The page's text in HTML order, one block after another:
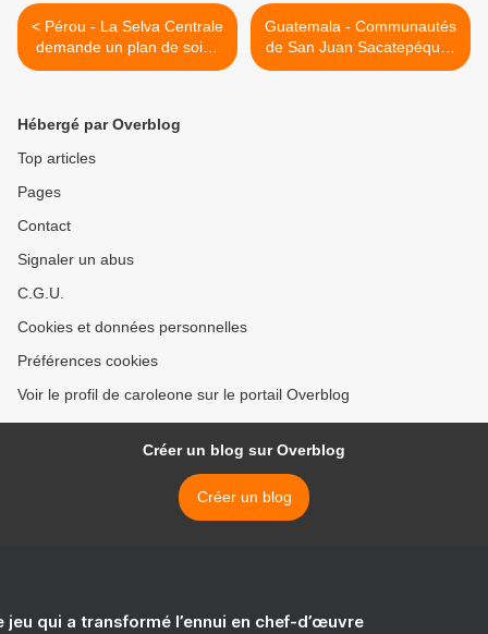
< Pérou - La Selva Centrale
demande un plan de soins
Covid-19 pour les peuples
Guatemala - Communautés
de San Juan Sacatepéquez
: "nous n'avons pas accès à
Hébergé par Overblog
Top articles
Pages
Contact
Signaler un abus
C.G.U.
Cookies et données personnelles
Préférences cookies
Voir le profil de caroleone sur le portail Overblog
Créer un blog sur Overblog
Créer un blog
jeu qui a transformé l’ennui en chef-d’œuvre